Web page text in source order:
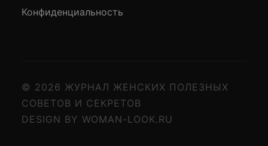
Конфиденциальность
© 2026 ЖУРНАЛ ЖЕНСКИХ ПОЛЕЗНЫХ
СОВЕТОВ И СЕКРЕТОВ
DESIGN BY WOMAN-LOOK.RU